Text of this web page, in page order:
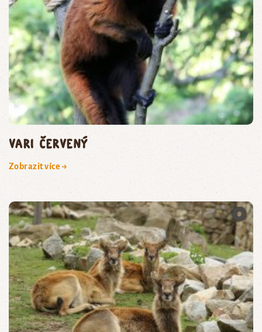
vari červený
Zobrazit více →